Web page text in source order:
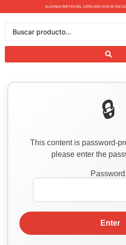
ALGUNAS PARTES DEL CATÁLOGO AÚN SE
This content is password-
please enter the
Password: